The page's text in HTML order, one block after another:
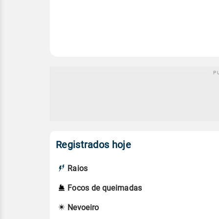
Registrados hoje
Raios
Focos de queimadas
Nevoeiro